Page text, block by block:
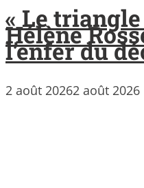
« Le triangle
Hélène
l’enfer du
2 août 20262 août 2026